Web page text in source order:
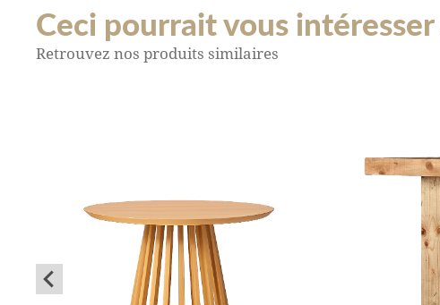
Ceci pourrait vous intéresser
Retrouvez nos produits similaires